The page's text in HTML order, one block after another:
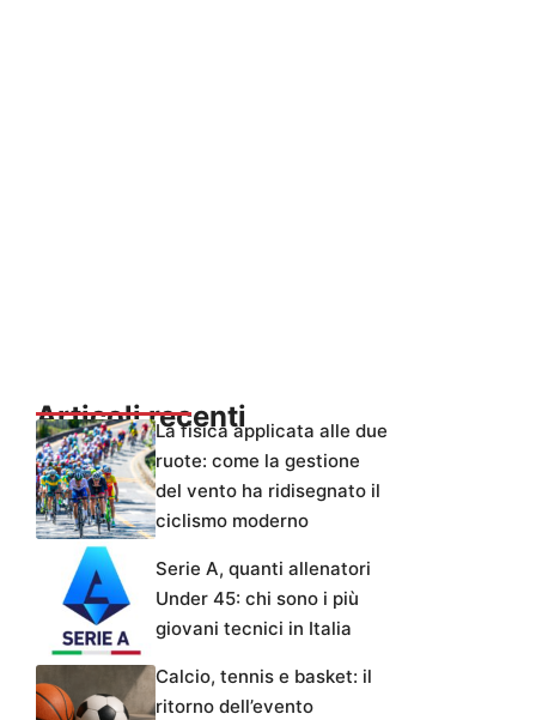
Articoli recentiLa fisica applicata alle due
ruote: come la gestione
del vento ha ridisegnato il
ciclismo moderno
Serie A, quanti allenatori
Under 45: chi sono i più
giovani tecnici in Italia
Calcio, tennis e basket: il
ritorno dell’evento